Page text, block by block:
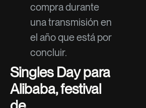
compra durante
una transmisión en
el año que está por
concluir.
Singles Day para
Alibaba, festival